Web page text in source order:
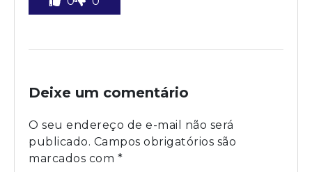
Deixe um comentário
O seu endereço de e-mail não será
publicado. Campos obrigatórios são
marcados com *